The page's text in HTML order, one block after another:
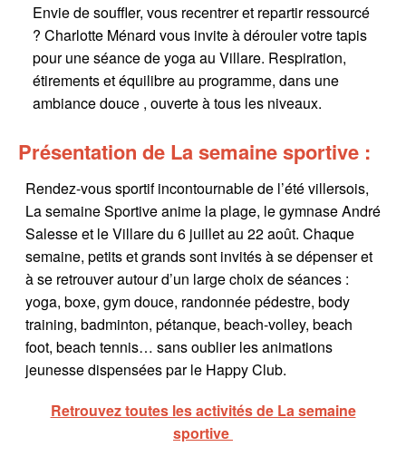
Envie de souffler, vous recentrer et repartir ressourcé
? Charlotte Ménard vous invite à dérouler votre tapis
pour une séance de yoga au Villare. Respiration,
étirements et équilibre au programme, dans une
ambiance douce , ouverte à tous les niveaux.
Présentation de La semaine sportive :
Rendez-vous sportif incontournable de l’été villersois,
La semaine Sportive anime la plage, le gymnase André
Salesse et le Villare du 6 juillet au 22 août. Chaque
semaine, petits et grands sont invités à se dépenser et
à se retrouver autour d’un large choix de séances :
yoga, boxe, gym douce, randonnée pédestre, body
training, badminton, pétanque, beach-volley, beach
foot, beach tennis… sans oublier les animations
jeunesse dispensées par le Happy Club.
Retrouvez toutes les activités de La semaine
sportive